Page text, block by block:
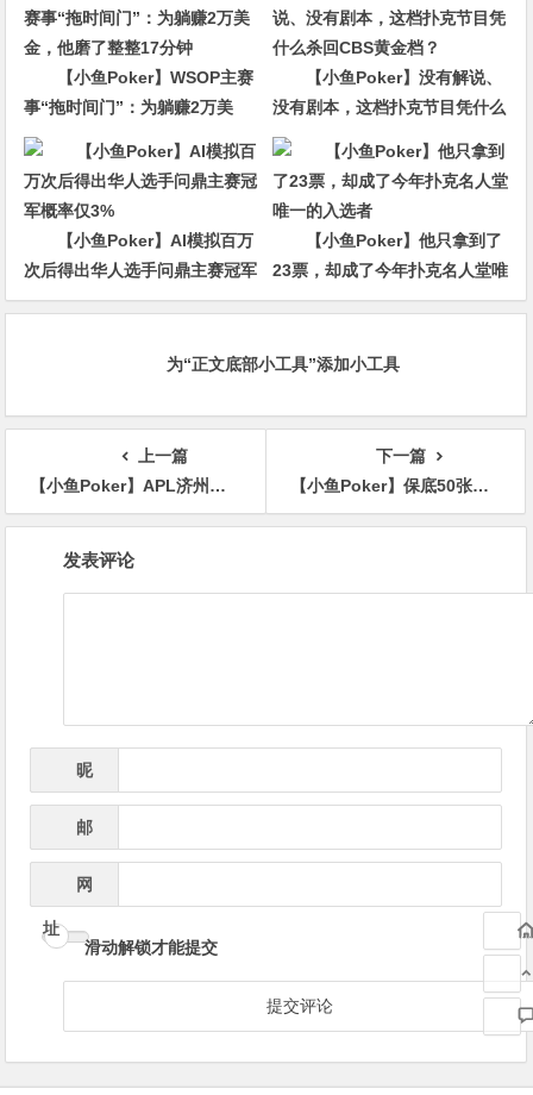
【小鱼Poker】WSOP主赛
事“拖时间门”：为躺赚2万美
金，他磨了整整17分钟
【小鱼Poker】没有解说、
没有剧本，这档扑克节目凭什么
杀回CBS黄金档？
【小鱼Poker】AI模拟百万
次后得出华人选手问鼎主赛冠军
概率仅3%
【小鱼Poker】他只拿到了
23票，却成了今年扑克名人堂唯
一的入选者
为“正文底部小工具”添加小工具
上一篇
【小鱼Poker】APL济州岛｜奖池狂飙破保！主赛C/D组合共260人次参赛39人晋级，李欢/Zhang Xugang分别登顶小组CL！明日主赛“末班车”等你抄底！
下一篇
【小鱼Poker】保底50张红龙杯PLUS主赛门票 一战成名全民冲刺赛6月30日开打！
发表评论
昵
邮
网
址
滑动解锁才能提交